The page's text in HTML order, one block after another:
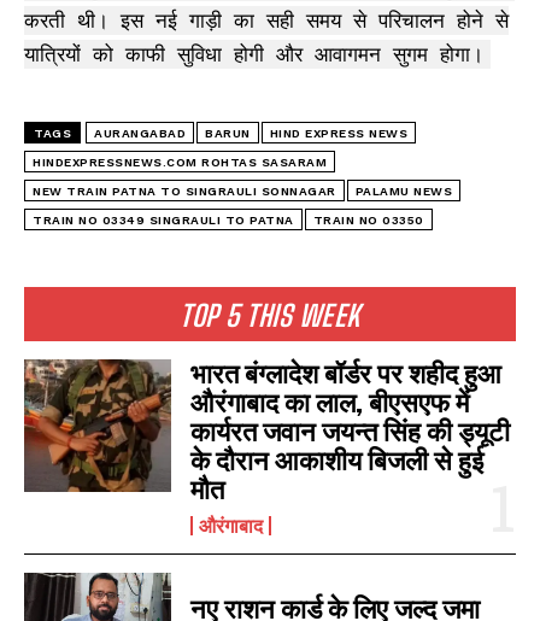
TOP 5 THIS WEEK
भारत बंग्लादेश बॉर्डर पर शहीद हुआ
औरंगाबाद का लाल, बीएसएफ में
कार्यरत जवान जयन्त सिंह की ड्यूटी
के दौरान आकाशीय बिजली से हुई
मौत
औरंगाबाद
नए राशन कार्ड के लिए जल्द जमा
करती थी। इस नई गाड़ी का सही समय से परिचालन होने से
यात्रियों को काफी सुविधा होगी और आवागमन सुगम होगा।
TAGS AURANGABAD BARUN HIND EXPRESS NEWS
HINDEXPRESSNEWS.COM ROHTAS SASARAM
NEW TRAIN PATNA TO SINGRAULI SONNAGAR PALAMU NEWS
TRAIN NO 03349 SINGRAULI TO PATNA TRAIN NO 03350